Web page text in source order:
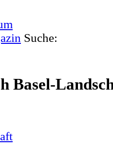
Suche:
Basel-